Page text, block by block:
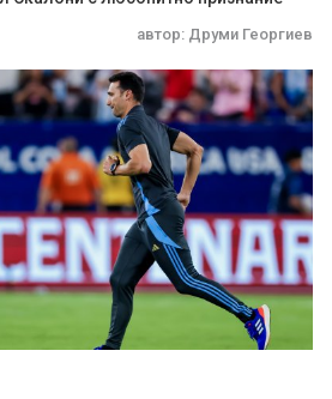
автор: Друми Георгиев